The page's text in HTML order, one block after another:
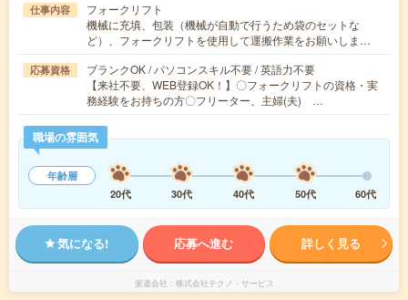
仕事内容
フォークリフト
機械に充填、包装（機械が自動で行うため袋のセットな
ど）、フォークリフトを使用して運搬作業をお願いしま…
応募資格
ブランクOK / パソコンスキル不要 / 英語力不要
【来社不要、WEB登録OK！】〇フォークリフトの資格・実
務経験をお持ちの方〇フリーター、主婦(夫) …
職場の雰囲気
年齢層
20代
30代 40代 50代 60代
気になる! 応募へ進む 詳しく見る
派遣会社 株式会社テクノ・サービス